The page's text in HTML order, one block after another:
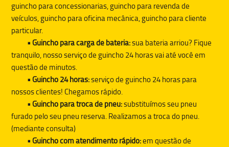
guincho para concessionarias, guincho para revenda de
veículos, guincho para oficina mecânica, guincho para cliente
particular.
• Guincho para carga de bateria:sua bateria arriou? Fique
tranquilo, nosso serviço de guincho 24 horas vai até você em
questão de minutos.
• Guincho 24 horas:serviço de guincho 24 horas para
nossos clientes! Chegamos rápido.
• Guincho para troca de pneu:substituímos seu pneu
furado pelo seu pneu reserva. Realizamos a troca do pneu.
(mediante consulta)
• Guincho com atendimento rápido:em questão de